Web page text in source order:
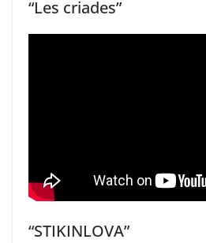
“Les criades”
“STIKINLOVA”